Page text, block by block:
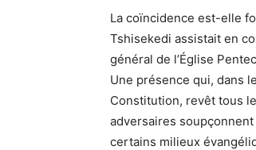
La coïncidence est-elle
Tshisekedi assistait en
général de l’Église
Une présence qui, dans
Constitution, revêt tous
adversaires
certains milieux